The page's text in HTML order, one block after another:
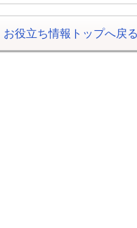
お役立ち情報トップへ戻